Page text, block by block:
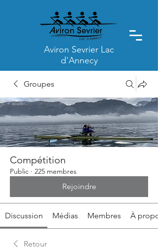
Aviron Sevrier Lac
d'Annecy
Groupes
Compétition
Public · 225 membres
Rejoindre
Discussion Médias Membres À
Retour